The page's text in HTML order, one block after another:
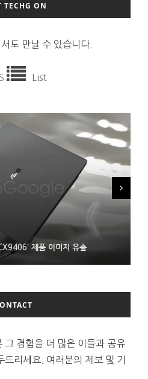
TECHG ON
도 만날 수 있습니다.
List
리 ZHBM·ZNAND-O 모형 처음 선
삼성전자제품 이미지 유출
선물 나누는 마이크로소프트
그 경험을 더 많은 이들과 공유
리세요. 여러분의 제보 및 기